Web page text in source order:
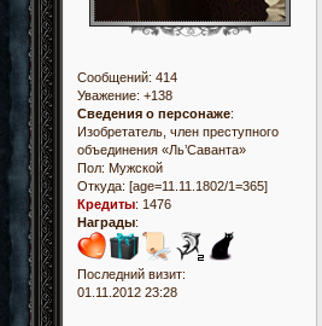
Сообщений: 414
Уважение: +138
Сведения о персонаже:
Изобретатель, член преступного
объединения «Ль’Саванта»
Пол: Мужской
Откуда: [age=11.11.1802/1=365]
Кредиты: 1476
Награды:
Последний визит:
01.11.2012 23:28